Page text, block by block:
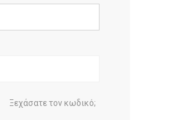
Ξεχάσατε τον κωδικό;